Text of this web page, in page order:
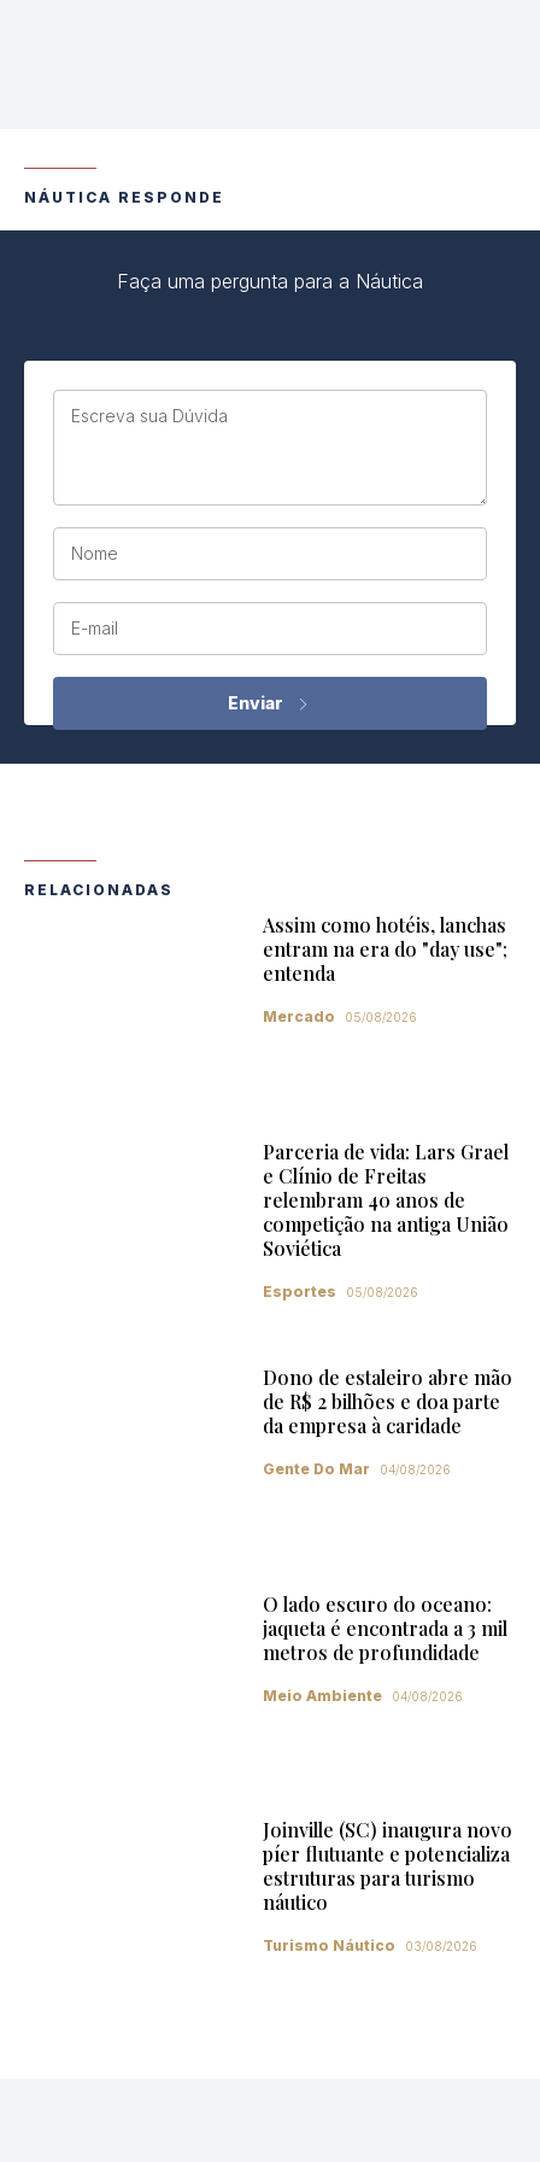
NÁUTICA RESPONDE
Faça uma pergunta para a Náutica
Escreva sua Dúvida
Nome
E-mail
RELACIONADAS
Assim como hotéis, lanchas
entram na era do "day use";
entenda
Mercado 05/08/2026
Parceria de vida: Lars Grael
e Clínio de Freitas
relembram 40 anos de
competição na antiga União
Soviética
Esportes 05/08/2026
Dono de estaleiro abre mão
de R$ 2 bilhões e doa parte
da empresa à caridade
Gente Do Mar 04/08/2026
O lado escuro do oceano:
jaqueta é encontrada a 3 mil
metros de profundidade
Meio Ambiente 04/08/2026
Joinville (SC) inaugura novo
píer flutuante e potencializa
estruturas para turismo
náutico
Turismo Náutico 03/08/2026